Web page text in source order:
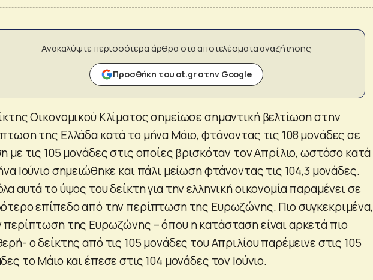
Ανακαλύψτε περισσότερα άρθρα στα αποτελέσματα αναζήτησης
Προσθήκη του ot.gr στην Google
Οικονομικού Κλίματος σημείωσε σημαντική βελτίωση στην
της Ελλάδα κατά το μήνα Μάιο, φτάνοντας τις 108 μονάδες σε
με τις 105 μονάδες στις οποίες βρισκόταν τον Απρίλιο, ωστόσο κατά
Ιούνιο σημειώθηκε και πάλι μείωση φτάνοντας τις 104,3 μονάδες.
αυτά το ύψος του δείκτη για την ελληνική οικονομία παραμένει σε
επίπεδο από την περίπτωση της Ευρωζώνης. Πιο συγκεκριμένα,
περίπτωση της Ευρωζώνης – όπου η κατάσταση είναι αρκετά πιο
ο δείκτης από τις 105 μονάδες του Απριλίου παρέμεινε στις 105
το Μάιο και έπεσε στις 104 μονάδες τον Ιούνιο.